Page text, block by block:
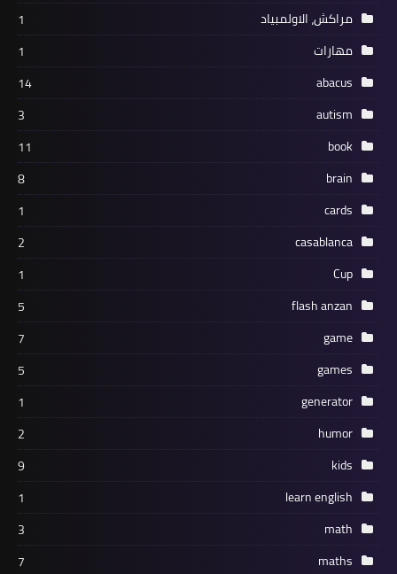
مراكش، الاولمبياد
1
مهارات
1
abacus
14
autism
3
book
11
brain
8
cards
1
casablanca
2
Cup
1
flash anzan
5
game
7
games
5
generator
1
humor
2
kids
9
learn english
1
math
3
maths
7